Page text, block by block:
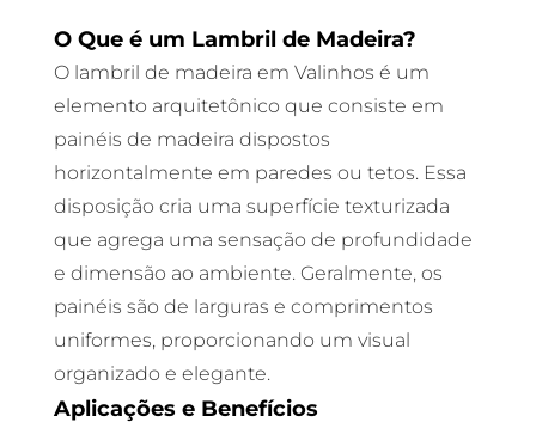
O Que é um Lambril de Madeira?
O lambril de madeira em Valinhos é um
elemento arquitetônico que consiste em
painéis de madeira dispostos
horizontalmente em paredes ou tetos. Essa
disposição cria uma superfície texturizada
que agrega uma sensação de profundidade
e dimensão ao ambiente. Geralmente, os
painéis são de larguras e comprimentos
uniformes, proporcionando um visual
organizado e elegante.
Aplicações e Benefícios